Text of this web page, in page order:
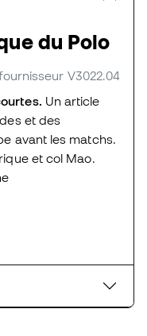
du Polo
V3022.04
Un article
et des
avant les matchs.
et col Mao.